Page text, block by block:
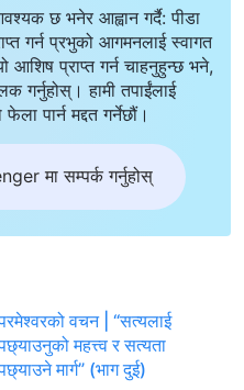
छ भनेर आह्वान गर्दै: पीडा
गर्न प्रभुको आगमनलाई स्वागत
आशिष प्राप्त गर्न चाहनुहुन्छ भने,
गर्नुहोस्। हामी तपाईंलाई
पार्न मद्दत गर्नेछौं।
मा सम्पर्क गर्नुहोस्
वचन | “सत्यलाई
महत्त्व र सत्यता
मार्ग” (भाग दुई)